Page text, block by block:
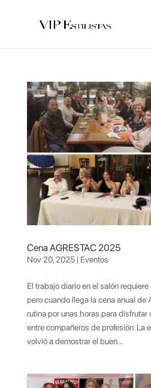
Cena AGRESTAC 2025
Nov 20, 2025| Eventos
El trabajo diario en el salón
pero cuando llega la cena anual de
rutina por unas horas para
entre compañeros de profesión. La
volvió a demostrar el buen...